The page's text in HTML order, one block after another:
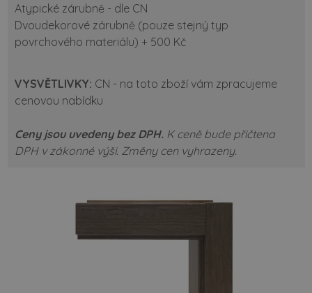
Atypické zárubně - dle CN
Dvoudekorové zárubně (pouze stejný typ
povrchového materiálu) + 500 Kč
VYSVĚTLIVKY: CN - na toto zboží vám zpracujeme
cenovou nabídku
Ceny jsou uvedeny bez DPH.K ceně bude přičtena
DPH v zákonné výši. Změny cen vyhrazeny.